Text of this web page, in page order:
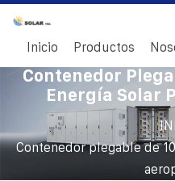
Inicio Productos
Contenedor
Energía Solar
Contenedor plegable de